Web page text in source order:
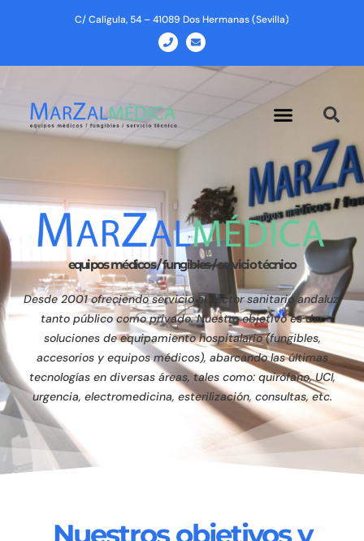
C/ Calígula, 54 – 41089 Dos Hermanas (Sevilla)
P
h
o
n
E
n
v
e
Menu
equipos médicos / fungibles / servicio técnico
Desde 2001 ofreciendo servicio al sector sanitario andaluz,
tanto público como privado. Nuestro objetivo es dar
soluciones de equipamiento hospitalario (fungibles,
accesorios y equipos médicos), abarcando las últimas
tecnologías en diversas áreas, tales como: quirófano, UCI,
urgencia, electromedicina, esterilización, consultas, etc.